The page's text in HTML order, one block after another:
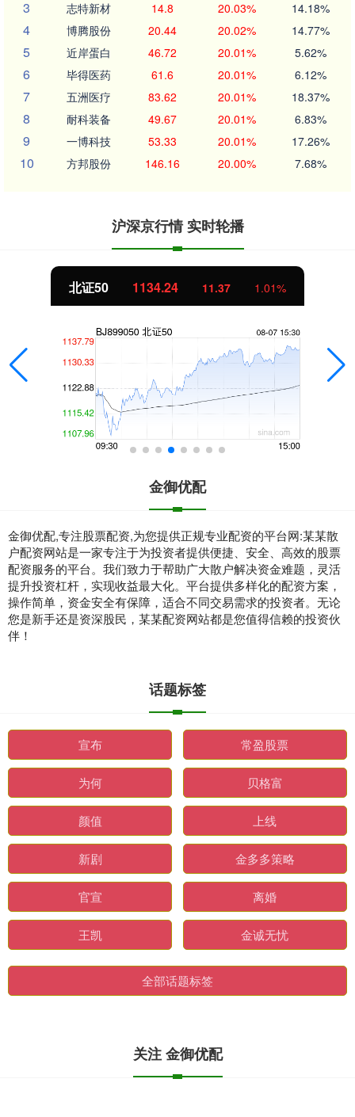
3 志特新材 14.8 20.03% 14.18%
4 博腾股份 20.44 20.02% 14.77%
5 近岸蛋白 46.72 20.01% 5.62%
6 毕得医药 61.6 20.01% 6.12%
7 五洲医疗 83.62 20.01% 18.37%
8 耐科装备 49.67 20.01% 6.83%
9 一博科技 53.33 20.01% 17.26%
10 方邦股份 146.16 20.00% 7.68%
沪深京行情 实时轮播
北证50 1134.24 11.37 1.01%
金御优配
金御优配,专注股票配资,为您提供正规专业配资的平台网:某某散
户配资网站是一家专注于为投资者提供便捷、安全、高效的股票
配资服务的平台。我们致力于帮助广大散户解决资金难题，灵活
提升投资杠杆，实现收益最大化。平台提供多样化的配资方案，
操作简单，资金安全有保障，适合不同交易需求的投资者。无论
您是新手还是资深股民，某某配资网站都是您值得信赖的投资伙
伴！
话题标签
宣布 常盈股票
为何 贝格富
颜值 上线
新剧 金多多策略
官宣 离婚
王凯 金诚无忧
全部话题标签
关注 金御优配